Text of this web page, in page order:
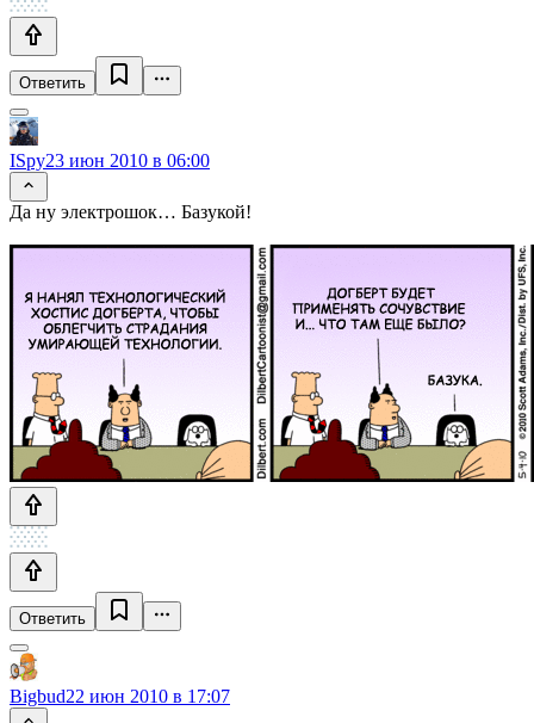
Ответить
ISpy23 июн 2010 в 06:00
Да ну электрошок… Базукой!
Ответить
Bigbud22 июн 2010 в 17:07